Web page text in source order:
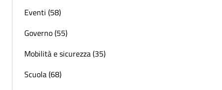
Eventi (58)
Governo (55)
Mobilità e sicurezza (35)
Scuola (68)